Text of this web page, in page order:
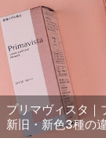
プリマヴィスタ｜
新旧・新色3種の